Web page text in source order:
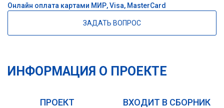
Онлайн оплата картами МИР, Visa, MasterCard
ЗАДАТЬ ВОПРОС
ИНФОРМАЦИЯ О ПРОЕКТЕ
ПРОЕКТ
ВХОДИТ В СБОРНИК